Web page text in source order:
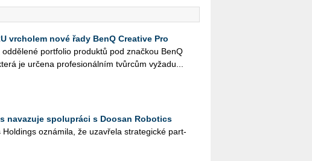
vrcholem nové řady BenQ Creative Pro
od­dě­le­né port­fo­lio pro­duk­tů pod znač­kou BenQ
je ur­če­na pro­fe­si­o­nál­ním tvůr­cům vy­ža­du...
navazuje spolupráci s Doosan Robotics
Hol­dings ozná­mi­la, že uza­vře­la stra­te­gic­ké part­